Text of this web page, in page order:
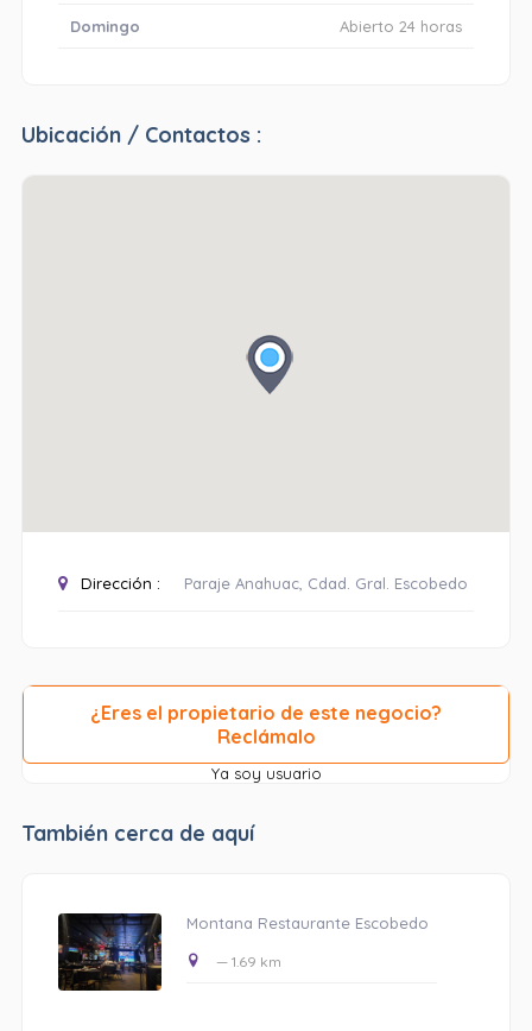
Domingo Abierto 24 horas
Ubicación / Contactos :
Dirección : Paraje Anahuac, Cdad. Gral. Escobedo
¿Eres el propietario de este negocio?
Reclámalo
Ya soy usuario
También cerca de aquí
Montana Restaurante Escobedo
— 1.69 km